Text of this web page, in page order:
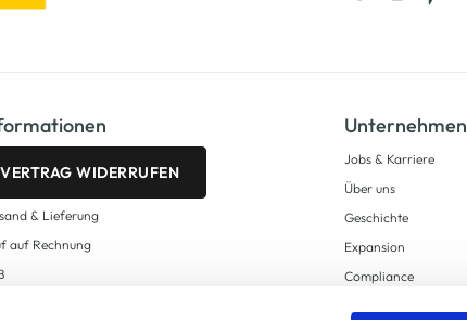
VERTRAG WIDERRUFEN
& Lieferung
auf Rechnung
Unternehmen
Jobs & Karriere
Über uns
Geschichte
Expansion
Compliance